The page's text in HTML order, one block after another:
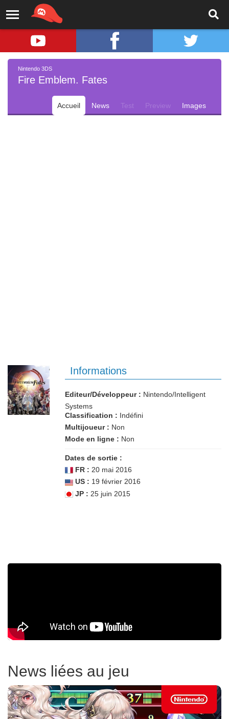
Nintendo 3DS
Fire Emblem. Fates
Accueil News Test Preview Images
Informations
Editeur/Développeur : Nintendo/Intelligent
Systems
Classification : Indéfini
Multijoueur : Non
Mode en ligne : Non
Dates de sortie :
FR : 20 mai 2016
US : 19 février 2016
JP : 25 juin 2015
News liées au jeu